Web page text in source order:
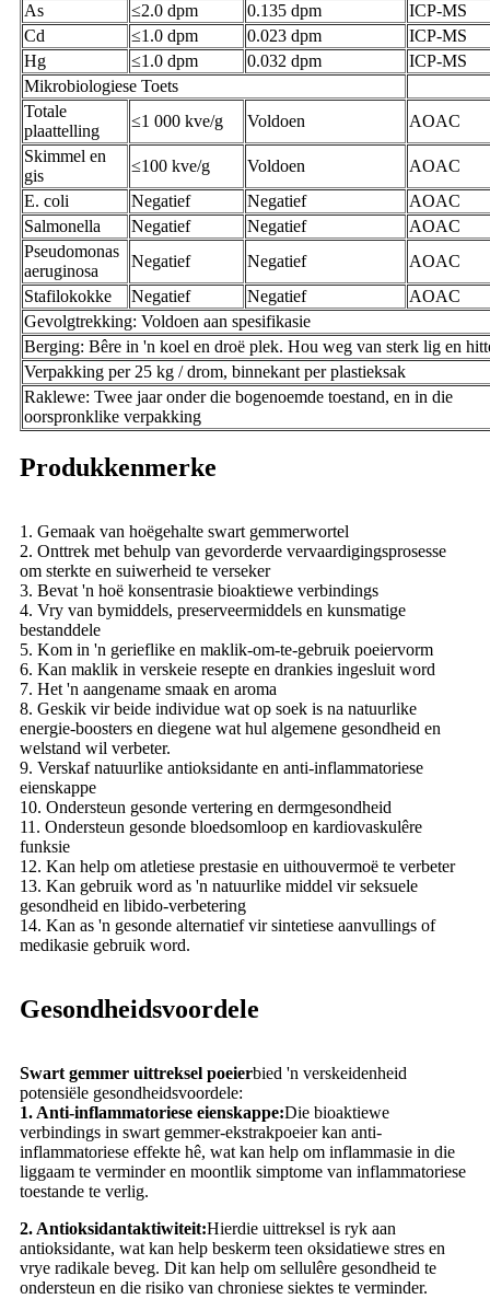
As
≤2.0 dpm 0.135 dpm
ICP-MS
Cd
≤1.0 dpm 0.023 dpm
ICP-MS
Hg
≤1.0 dpm 0.032 dpm
ICP-MS
Mikrobiologiese Toets
Totale
plaattelling
≤1 000 kve/g Voldoen
AOAC
Skimmel en
gis
≤100 kve/g Voldoen
AOAC
E. coli
Negatief Negatief
AOAC
Salmonella
Negatief Negatief
AOAC
Pseudomonas
aeruginosa
Negatief Negatief
AOAC
Stafilokokke
Negatief Negatief
AOAC
Gevolgtrekking: Voldoen aan spesifikasie
Berging: Bêre in 'n koel en droë plek. Hou weg van sterk lig en
Verpakking per 25 kg / drom, binnekant per plastieksak
Raklewe: Twee jaar onder die bogenoemde toestand, en in die
oorspronklike verpakking
Produkkenmerke
1. Gemaak van hoëgehalte swart gemmerwortel
2. Onttrek met behulp van gevorderde vervaardigingsprosesse
om sterkte en suiwerheid te verseker
3. Bevat 'n hoë konsentrasie bioaktiewe verbindings
4. Vry van bymiddels, preserveermiddels en kunsmatige
bestanddele
5. Kom in 'n gerieflike en maklik-om-te-gebruik poeiervorm
6. Kan maklik in verskeie resepte en drankies ingesluit word
7. Het 'n aangename smaak en aroma
8. Geskik vir beide individue wat op soek is na natuurlike
energie-boosters en diegene wat hul algemene gesondheid en
welstand wil verbeter.
9. Verskaf natuurlike antioksidante en anti-inflammatoriese
eienskappe
10. Ondersteun gesonde vertering en dermgesondheid
11. Ondersteun gesonde bloedsomloop en kardiovaskulêre
funksie
12. Kan help om atletiese prestasie en uithouvermoë te verbeter
13. Kan gebruik word as 'n natuurlike middel vir seksuele
gesondheid en libido-verbetering
14. Kan as 'n gesonde alternatief vir sintetiese aanvullings of
medikasie gebruik word.
Gesondheidsvoordele
Swart gemmer uittreksel poeierbied 'n verskeidenheid
potensiële gesondheidsvoordele:
1. Anti-inflammatoriese eienskappe:Die bioaktiewe
verbindings in swart gemmer-ekstrakpoeier kan anti-
inflammatoriese effekte hê, wat kan help om inflammasie in die
liggaam te verminder en moontlik simptome van inflammatoriese
toestande te verlig.
2. Antioksidantaktiwiteit:Hierdie uittreksel is ryk aan
antioksidante, wat kan help beskerm teen oksidatiewe stres en
vrye radikale beveg. Dit kan help om sellulêre gesondheid te
ondersteun en die risiko van chroniese siektes te verminder.